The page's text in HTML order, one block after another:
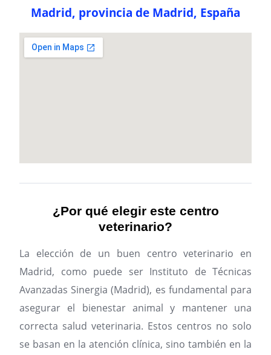
Madrid, provincia de Madrid, España
¿Por qué elegir este centro
veterinario?
La elección de un buen centro veterinario en
Madrid, como puede ser Instituto de Técnicas
Avanzadas Sinergia (Madrid), es fundamental para
asegurar el bienestar animal y mantener una
correcta salud veterinaria. Estos centros no solo
se basan en la atención clínica, sino también en la